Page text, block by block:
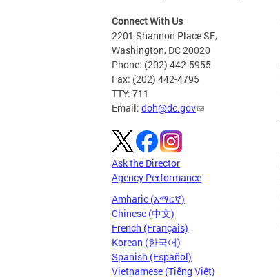
Connect With Us
2201 Shannon Place SE,
Washington, DC 20020
Phone: (202) 442-5955
Fax: (202) 442-4795
TTY: 711
Email: doh@dc.gov
Ask the Director
Agency Performance
Amharic (አማርኛ)
Chinese (中文)
French (Français)
Korean (한국어)
Spanish (Español)
Vietnamese (Tiếng Việt)